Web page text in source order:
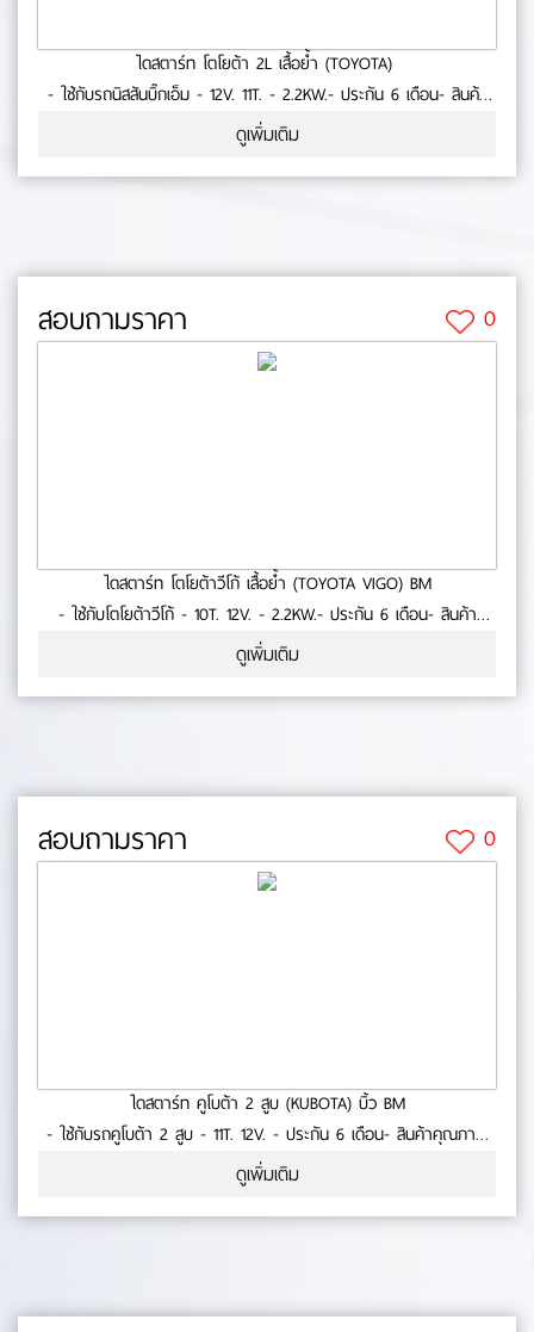
ไดสตาร์ท โตโยต้า 2L เสื้อย้ำ (TOYOTA)
- ใช้กับรถนิสสันบิ๊กเอ็ม - 12V. 11T. - 2.2KW.- ประกัน 6 เดือน- สินค้า
คุณภาพ No.0-23-41
ดูเพิ่มเติม
สอบถามราคา 0
ไดสตาร์ท โตโยต้าวีโก้ เสื้อย้ำ (TOYOTA VIGO) BM
- ใช้กับโตโยต้าวีโก้ - 10T. 12V. - 2.2KW.- ประกัน 6 เดือน- สินค้า
คุณภาพ No.0-23-40
ดูเพิ่มเติม
สอบถามราคา 0
ไดสตาร์ท คูโบต้า 2 สูบ (KUBOTA) บิ้ว BM
- ใช้กับรถคูโบต้า 2 สูบ - 11T. 12V. - ประกัน 6 เดือน- สินค้าคุณภาพ
No.0-23-28
ดูเพิ่มเติม